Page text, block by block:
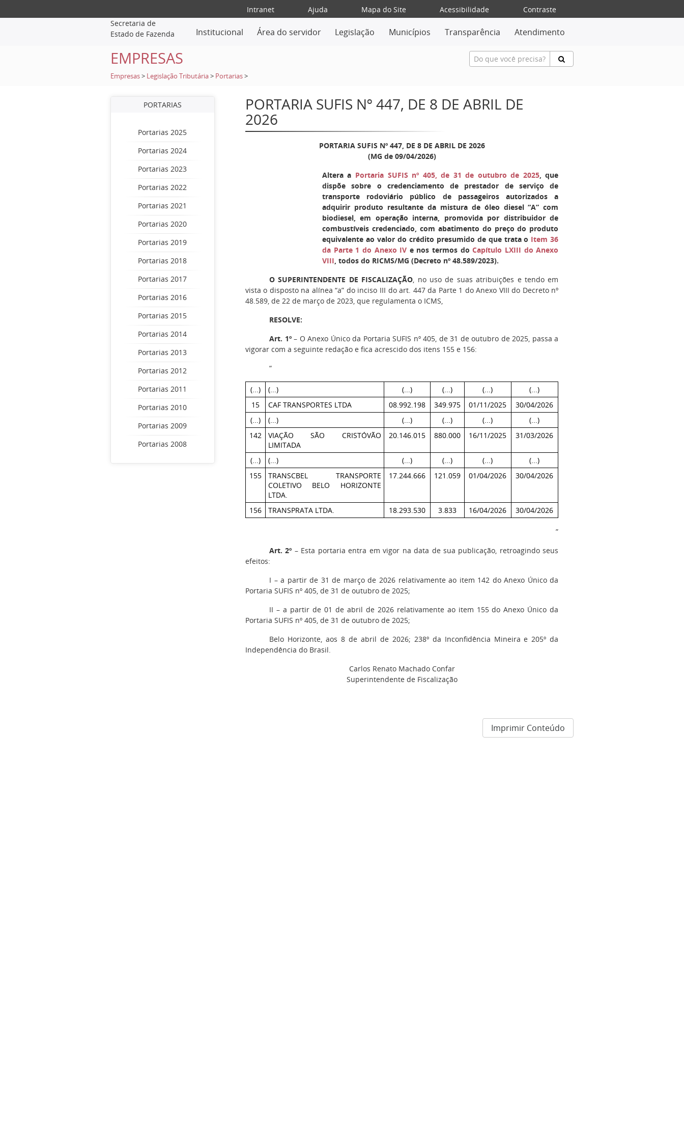
Intranet Ajuda Mapa do Site Acessibilidade
Contraste
Secretaria de
Estado de Fazenda
Institucional Área do servidor Legislação Municípios Transparência Atendimento
EMPRESAS
Empresas > Legislação Tributária > Portarias >
PORTARIAS
Portarias 2025
Portarias 2024
Portarias 2023
Portarias 2022
Portarias 2021
Portarias 2020
Portarias 2019
Portarias 2018
Portarias 2017
Portarias 2016
Portarias 2015
Portarias 2014
Portarias 2013
Portarias 2012
Portarias 2011
Portarias 2010
Portarias 2009
Portarias 2008
PORTARIA SUFIS Nº 447, DE 8 DE ABRIL DE
2026
PORTARIA SUFIS Nº 447, DE 8 DE ABRIL DE 2026
(MG de 09/04/2026)
Altera a Portaria SUFIS nº 405, de 31 de outubro de 2025, que
dispõe sobre o credenciamento de prestador de serviço de
transporte rodoviário público de passageiros autorizados a
adquirir produto resultante da mistura de óleo diesel “A” com
biodiesel, em operação interna, promovida por distribuidor de
combustíveis credenciado, com abatimento do preço do produto
equivalente ao valor do crédito presumido de que trata o Item 36
da Parte 1 do Anexo IV e nos termos doCapítulo LXIII do Anexo
VIII, todos do RICMS/MG (Decreto nº 48.589/2023).
O SUPERINTENDENTE DE FISCALIZAÇÃO, no uso de suas atribuições e tendo em
vista o disposto na alínea “a” do inciso III do art. 447 da Parte 1 do Anexo VIII do Decreto nº
48.589, de 22 de março de 2023, que regulamenta o ICMS,
RESOLVE:
Art. 1º– O Anexo Único da Portaria SUFIS nº 405, de 31 de outubro de 2025, passa a
vigorar com a seguinte redação e fica acrescido dos itens 155 e 156:
“
(...) (...) (...) (...) (...)
(...)
15
CAF TRANSPORTES LTDA 08.992.198 349.975 01/11/2025
30/04/2026
(...)
(...) (...) (...) (...)
(...)
142
VIAÇÃO SÃO CRISTÓVÃO
LIMITADA
20.146.015 880.000 16/11/2025 31/03/2026
(...) (...) (...) (...) (...)
(...)
155
TRANSCBEL TRANSPORTE
COLETIVO BELO HORIZONTE
LTDA.
17.244.666 121.059 01/04/2026 30/04/2026
156 TRANSPRATA LTDA. 18.293.530 3.833 16/04/2026 30/04/2026
”
Art. 2º – Esta portaria entra em vigor na data de sua publicação, retroagindo seus
efeitos:
I – a partir de 31 de março de 2026 relativamente ao item 142 do Anexo Único da
Portaria SUFIS nº 405, de 31 de outubro de 2025;
II – a partir de 01 de abril de 2026 relativamente ao item 155 do Anexo Único da
Portaria SUFIS nº 405, de 31 de outubro de 2025;
Belo Horizonte, aos 8 de abril de 2026; 238º da Inconfidência Mineira e 205º da
Independência do Brasil.
Carlos Renato Machado Confar
Superintendente de Fiscalização
Imprimir Conteúdo